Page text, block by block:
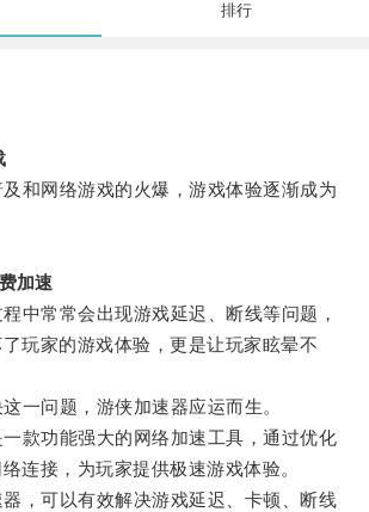
排行
网络游戏的火爆，游戏体验逐渐成为
加速
常常会出现游戏延迟、断线等问题，
玩家的游戏体验，更是让玩家眩晕不
问题，游侠加速器应运而生。
功能强大的网络加速工具，通过优化
连接，为玩家提供极速游戏体验。
可以有效解决游戏延迟、卡顿、断线